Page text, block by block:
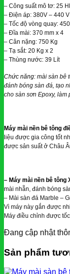
– Công suất mô tơ: 25
– Điện áp: 380V – 440 V
– Tốc độ vòng quay:
– Đĩa mài: 370 mm x 4
– Cân nặng: 750 Kg
– Tạ sắt: 20 Kg x 2
– Thùng nước: 39 Lít
Chức năng: mài sàn bê
đánh bóng sàn đá, tạo
cho sàn sơn Epoxy,
Máy mài nền bê tông
liệu được gia công tốt
được sản suất ở Châu
– Máy mài nền bê tông
mài nhẵn, đánh bóng
– Mài sàn đá Marble –
Vì máy này gắn được
Máy điều chỉnh được
Đang cập nhật
Sản phẩm